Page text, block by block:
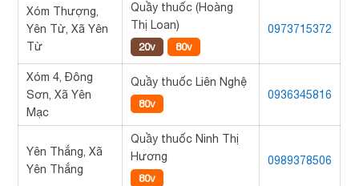
Xóm Thượng,
Yên Từ, Xã Yên
Từ
Quầy thuốc (Hoàng
Thị Loan)
20v 80v
0973715372
Xóm 4, Đông
Sơn, Xã Yên
Mạc
Quầy thuốc Liên Nghệ
80v
0936345816
Yên Thắng, Xã
Yên Thắng
Quầy thuốc Ninh Thị
Hương
80v
0989378506